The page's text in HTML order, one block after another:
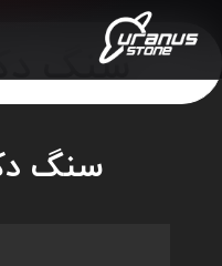
سنگ
سنگ